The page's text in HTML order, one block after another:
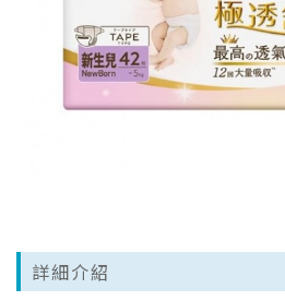
詳細介紹